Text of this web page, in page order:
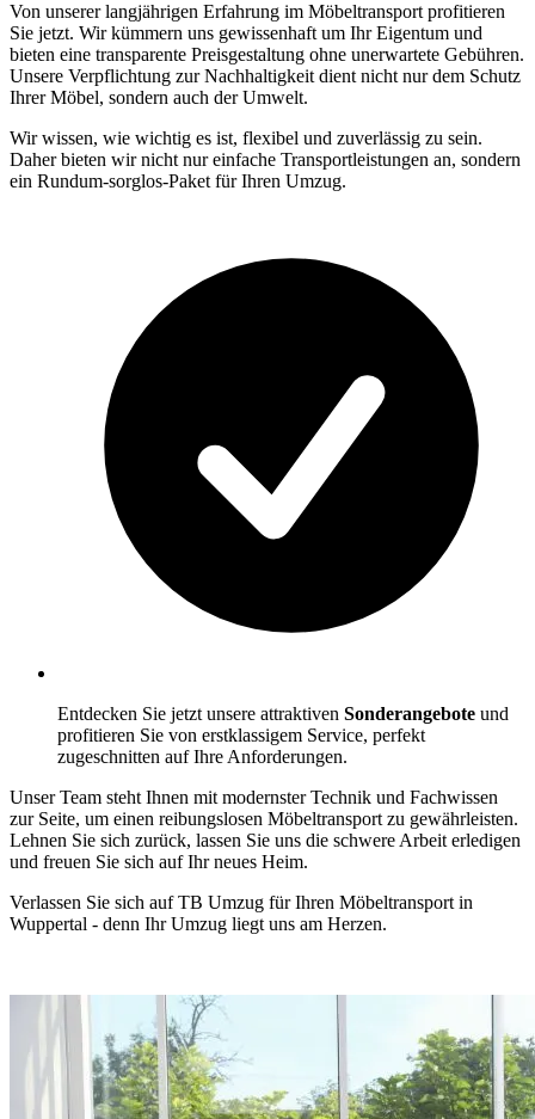
Von unserer langjährigen Erfahrung im Möbeltransport profitieren
Sie jetzt. Wir kümmern uns gewissenhaft um Ihr Eigentum und
bieten eine transparente Preisgestaltung ohne unerwartete Gebühren.
Unsere Verpflichtung zur Nachhaltigkeit dient nicht nur dem Schutz
Ihrer Möbel, sondern auch der Umwelt.
Wir wissen, wie wichtig es ist, flexibel und zuverlässig zu sein.
Daher bieten wir nicht nur einfache Transportleistungen an, sondern
ein Rundum-sorglos-Paket für Ihren Umzug.
Entdecken Sie jetzt unsere attraktiven Sonderangebote und
profitieren Sie von erstklassigem Service, perfekt
zugeschnitten auf Ihre Anforderungen.
Unser Team steht Ihnen mit modernster Technik und Fachwissen
zur Seite, um einen reibungslosen Möbeltransport zu gewährleisten.
Lehnen Sie sich zurück, lassen Sie uns die schwere Arbeit erledigen
und freuen Sie sich auf Ihr neues Heim.
Verlassen Sie sich auf TB Umzug für Ihren Möbeltransport in
Wuppertal - denn Ihr Umzug liegt uns am Herzen.